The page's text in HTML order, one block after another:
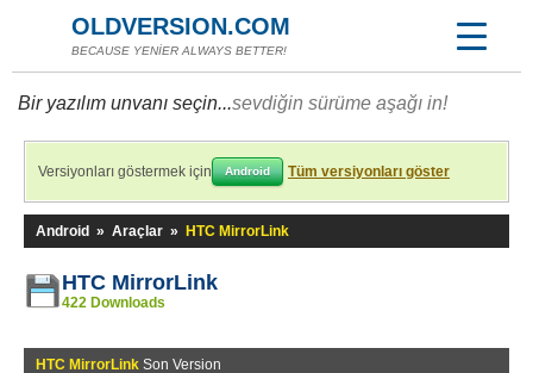
OLDVERSION.COM
BECAUSE YENİER ALWAYS BETTER!
Bir yazılım unvanı seçin...sevdiğin sürüme aşağı in!
Versiyonları göstermek için Android Tüm versiyonları göster
Android » Araçlar » HTC MirrorLink
HTC MirrorLink
422 Downloads
HTC MirrorLink Son Version